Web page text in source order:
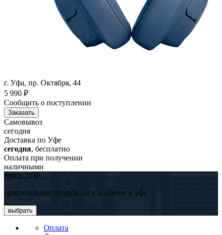
г. Уфа, пр. Октября, 44
5 990 ₽
Сообщить о поступлении
Заказать
Самовывоз
сегодня
Доставка по Уфе
сегодня, бесплатно
Оплата при получении
наличными
dyson TOP
оригинальная продукция в наличии в уфе
выбрать
Оплата